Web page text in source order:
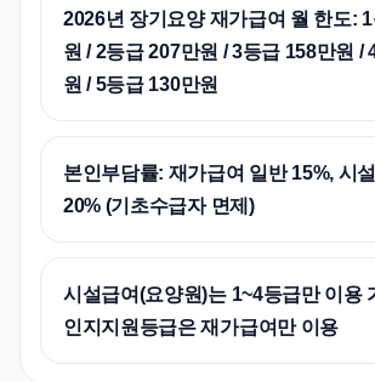
2026년 장기요양 재가급여 월 한도:
원 / 2등급 207만원 / 3등급 158만원 /
원 / 5등급 130만원
본인부담률: 재가급여 일반 15%, 시
20% (기초수급자 면제)
시설급여(요양원)는 1~4등급만 이용
인지지원등급은 재가급여만 이용